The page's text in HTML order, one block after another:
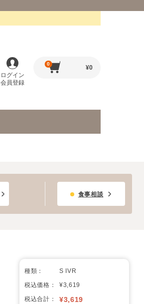
ログイン
会員登録
0
¥0
食事相談
種類：
S IVR
税込価格：
¥3,619
税込合計：
¥3,619